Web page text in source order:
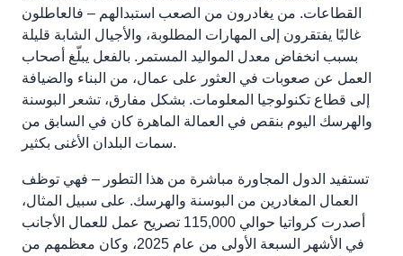
القطاعات. من يغادرون من الصعب استبدالهم – فالعاطلون
غالبًا يفتقرون إلى المهارات المطلوبة، والأجيال الشابة قليلة
بسبب انخفاض معدل المواليد المستمر. بالفعل يبلّغ أصحاب
العمل عن صعوبات في العثور على عمال، من البناء والضيافة
إلى قطاع تكنولوجيا المعلومات. بشكل مفارق، تشعر البوسنة
والهرسك اليوم بنقص في العمالة الماهرة كان في السابق من
سمات البلدان الأغنى بكثير.
تستفيد الدول المجاورة مباشرة من هذا التطور – فهي توظف
العمال المغادرين من البوسنة والهرسك. على سبيل المثال،
أصدرت كرواتيا حوالي 115,000 تصريح عمل للعمال الأجانب
في الأشهر السبعة الأولى من عام 2025، وكان معظمهم من